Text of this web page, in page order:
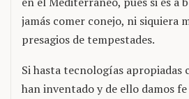
jamás comer conejo, ni siquiera
presagios de tempestades.
Si hasta tecnologías apropiadas
han inventado y de ello damos